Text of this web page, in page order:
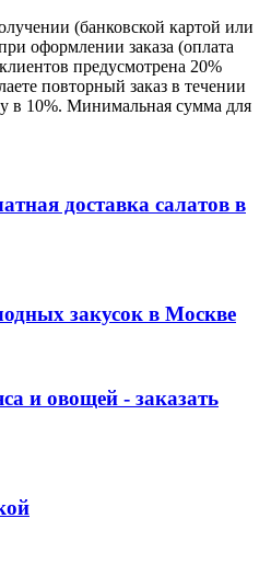
(банковской картой или
оформлении заказа (оплата
предусмотрена 20%
повторный заказ в течении
в 10%. Минимальная сумма для
доставка салатов в
закусок в Москве
и овощей - заказать